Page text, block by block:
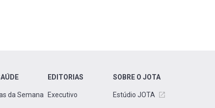
da Semana
EDITORIAS
Executivo
SOBRE O JOTA
Estúdio JOTA